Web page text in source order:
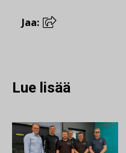
Jaa:
Lue lisää